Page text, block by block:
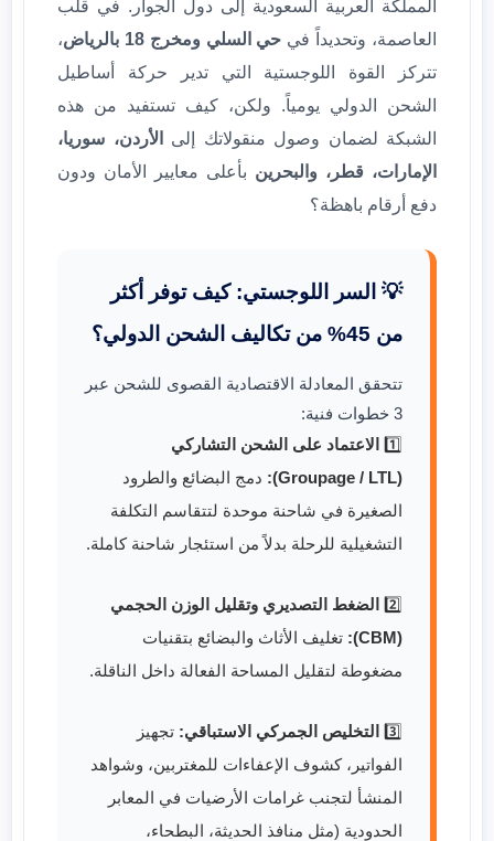
المملكة العربية السعودية إلى دول الجوار. في قلب
العاصمة، وتحديداً في حي السلي ومخرج 18 بالرياض
،
تتركز القوة اللوجستية التي تدير حركة أساطيل
الشحن الدولي يومياً. ولكن، كيف تستفيد من هذه
الشبكة لضمان وصول منقولاتك إلى
الأردن، سوريا،
الإمارات، قطر، والبحرين بأعلى معايير الأمان ودون
دفع أرقام باهظة؟
💡 السر اللوجستي: كيف توفر أكثر
من 45% من تكاليف الشحن الدولي؟
تتحقق المعادلة الاقتصادية القصوى للشحن عبر
3 خطوات فنية:
1️⃣
الاعتماد على الشحن التشاركي
(Groupage / LTL):
دمج البضائع والطرود
الصغيرة في شاحنة موحدة لتتقاسم التكلفة
التشغيلية للرحلة بدلاً من استئجار شاحنة كاملة.
2️⃣
الضغط التصديري وتقليل الوزن الحجمي
(CBM):
تغليف الأثاث والبضائع بتقنيات
مضغوطة لتقليل المساحة الفعالة داخل الناقلة.
3️⃣ التخليص الجمركي الاستباقي: تجهيز
الفواتير، كشوف الإعفاءات للمغتربين، وشواهد
المنشأ لتجنب غرامات الأرضيات في المعابر
الحدودية (مثل منافذ الحديثة، البطحاء،